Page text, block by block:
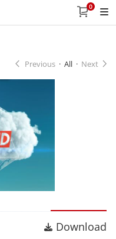
0
Previous · All · Next
Download